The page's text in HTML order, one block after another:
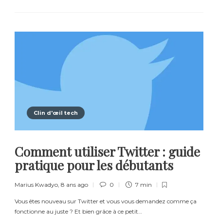
Clin d'œil tech
Comment utiliser Twitter : guide
pratique pour les débutants
Marius Kwadyo, 8 ans ago 0 7 min
Vous êtes nouveau sur Twitter et vous vous demandez comme ça
fonctionne au juste ? Et bien grâce à ce petit…